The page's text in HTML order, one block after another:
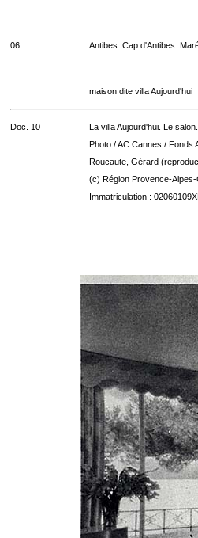
06 Antibes. Cap d'Antibes.
maison dite villa Aujourd'hui
Doc. 10
La villa Aujourd'hui. Le
Photo / AC Cannes / Fonds
Roucaute, Gérard
(c) Région Provence-
Immatriculation :